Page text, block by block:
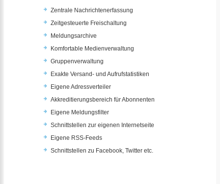
Zentrale Nachrichtenerfassung
Zeitgesteuerte Freischaltung
Meldungsarchive
Komfortable Medienverwaltung
Gruppenverwaltung
Exakte Versand- und Aufrufstatistiken
Eigene Adressverteiler
Akkreditierungsbereich für Abonnenten
Eigene Meldungsfilter
Schnittstellen zur eigenen Internetseite
Eigene RSS-Feeds
Schnittstellen zu Facebook, Twitter etc.